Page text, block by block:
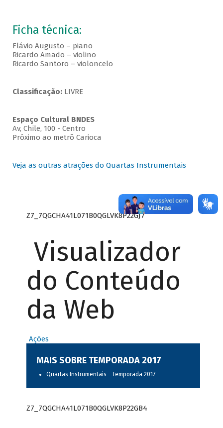
Ficha técnica:
Flávio Augusto – piano
Ricardo Amado – violino
Ricardo Santoro – violoncelo
Classificação:LIVRE
Espaço Cultural BNDES
Av, Chile, 100 - Centro
Próximo ao metrô Carioca
Veja as outras atrações do Quartas Instrumentais
Z7_7QGCHA41L071B0QGLVK8P22GJ7
Visualizador
do Conteúdo
da Web
Ações
MAIS SOBRE TEMPORADA 2017
Quartas Instrumentais - Temporada 2017
Z7_7QGCHA41L071B0QGLVK8P22GB4